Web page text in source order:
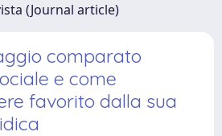
(Journal article)
comparato
e come
favorito dalla sua